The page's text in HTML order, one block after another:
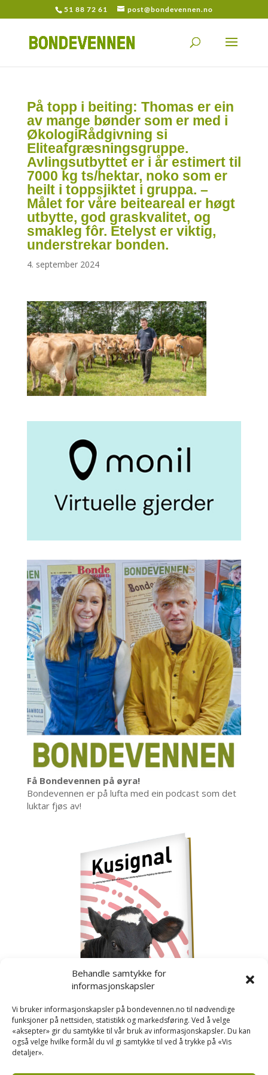
Behandle samtykke for
informasjonskapsler
Vi bruker informasjonskapsler på bondevennen.no til nødvendige
funksjoner på nettsiden, statistikk og markedsføring. Ved å velge
«aksepter» gir du samtykke til vår bruk av informasjonskapsler. Du kan
også velge hvilke formål du vil gi samtykke til ved å trykke på «Vis
detaljer».
51 88 72 61 post@bondevennen.no
På topp i beiting: Thomas er ein
av mange bønder som er med i
ØkologiRådgivning si
Eliteafgræsningsgruppe.
Avlingsutbyttet er i år estimert til
7000 kg ts/hektar, noko som er
heilt i toppsjiktet i gruppa. –
Målet for våre beiteareal er høgt
utbytte, god graskvalitet, og
smakleg fôr. Etelyst er viktig,
understrekar bonden.
4. september 2024
Få Bondevennen på øyra!
Bondevennen er på lufta med ein podcast som det
luktar fjøs av!
Kusignal